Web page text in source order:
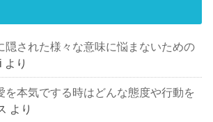
隠された様々な意味に悩まないための
より
を本気でする時はどんな態度や行動を
より